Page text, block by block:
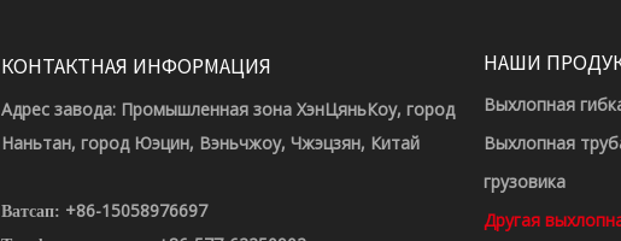
КОНТАКТНАЯ ИНФОРМАЦИЯ
Адрес завода: Промышленная зона ХэнЦяньКоу, город
Наньтан, город Юэцин, Вэньчжоу, Чжэцзян, Китай
Ватсап: +86-15058976697
НАШИ
Выхлопная
Выхлопная
грузовика
Другая